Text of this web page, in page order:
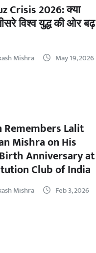
Crisis 2026: क्या
विश्व युद्ध की ओर बढ़
Mishra May 19, 2026
Remembers Lalit
Mishra on His
Anniversary at
Club of India
Mishra Feb 3, 2026